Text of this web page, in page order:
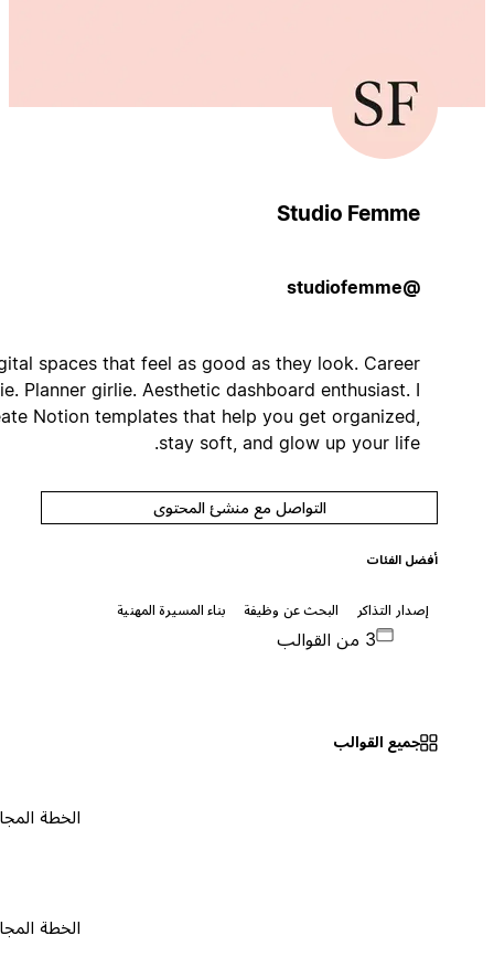
Studio Femme
Digital spaces that feel as good as they look. Career
girlie. Planner girlie. Aesthetic dashboard enthusiast. I
create Notion templates that help you get organized,
stay soft, and glow up your life.
التواصل مع منشئ المحتوى
أفضل الفئات
إصدار التذاكر البحث عن وظيفة بناء المسيرة المهنية
جميع القوالب
الخطة المجانية ٠
الخطة المجانية ٠